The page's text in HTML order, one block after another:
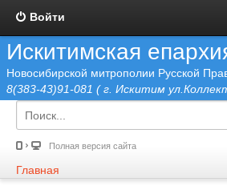
Войти
Искитимская
Новосибирской митрополии Русской
8(383-43)91-081 ( г. Искитим
Полная версия сайта
Главная